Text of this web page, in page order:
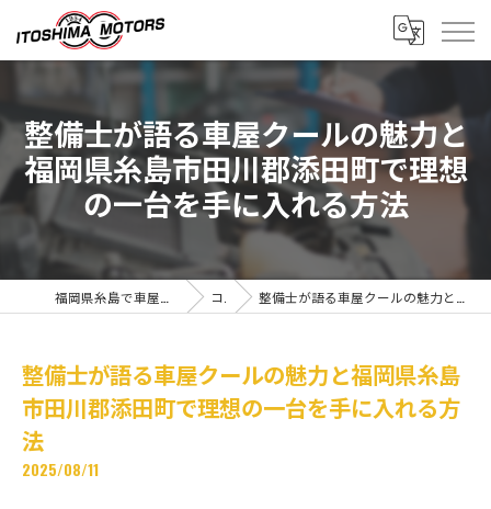
整備士が語る車屋クールの魅力と
福岡県糸島市田川郡添田町で理想
の一台を手に入れる方法
福岡県糸島で車屋の求人なら有限会社糸島モータース コラム 整備士が語る車屋クールの魅力と福岡県糸島市田川郡添田町で理想の一台を手に入れる方法
整備士が語る車屋クールの魅力と福岡県糸島
市田川郡添田町で理想の一台を手に入れる方
法
2025/08/11